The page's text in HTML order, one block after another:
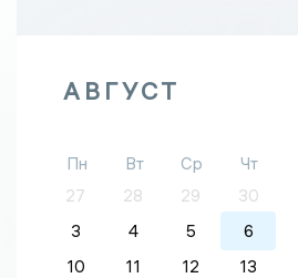
АВГУСТ
Пн Вт Ср Чт
27
28 29 30
3
4 5 6
10
11 12 13